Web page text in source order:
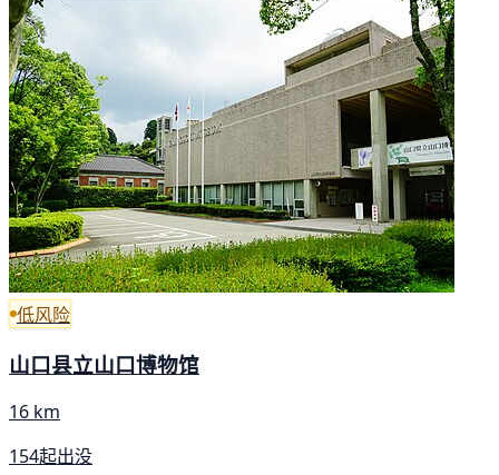
低风险
山口县立山口博物馆
16 km
154起出没